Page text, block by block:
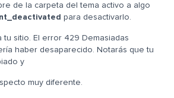
de la carpeta del tema activo a algo
para desactivarlo.
tu sitio. El error 429 Demasiadas
haber desaparecido. Notarás que tu
y
muy diferente.